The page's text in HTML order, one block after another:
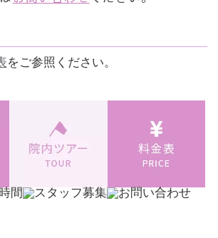
をご参照ください。